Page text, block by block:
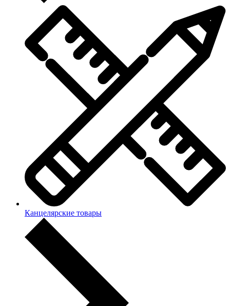
Канцелярские товары